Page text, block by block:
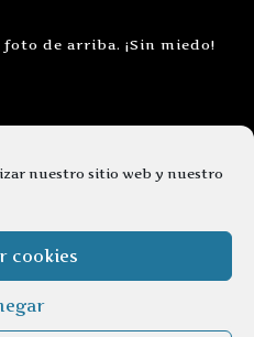
nuestro sitio web y nuestro
cookies
de arriba. ¡Sin miedo!